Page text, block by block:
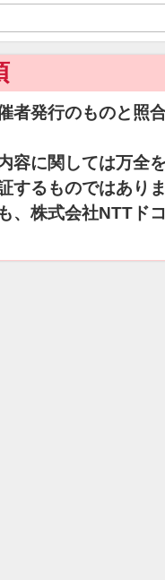
者発行のものと照
容に関しては万全
するものではあり
、株式会社NTTド